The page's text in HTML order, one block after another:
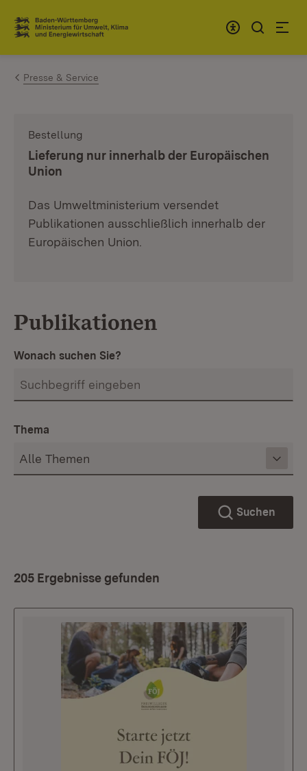
Zum Inhalt springen
Link zur Startseite
Presse & Service
Bestellung
Lieferung nur innerhalb der Europäischen
Union
Das Umweltministerium versendet
Publikationen ausschließlich innerhalb der
Europäischen Union.
Publikationen
Wonach suchen Sie?
Thema
Suchen
205 Ergebnisse gefunden